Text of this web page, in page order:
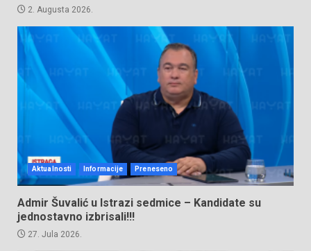
2. Augusta 2026.
Aktualnosti Informacije Preneseno
Admir Šuvalić u Istrazi sedmice – Kandidate su
jednostavno izbrisali!!!
27. Jula 2026.